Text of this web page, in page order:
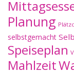
Planung
selbstgemacht
Speiseplan
Mahlzeit